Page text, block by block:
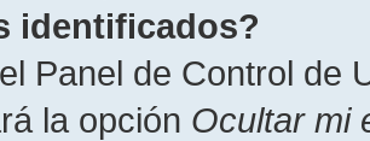
identificados?
Panel de Control de
la opción Ocultar mi